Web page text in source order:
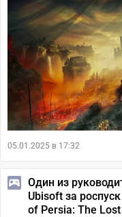
05.01.2025 в 17:32
Один из
Ubisoft за
of Persia: The